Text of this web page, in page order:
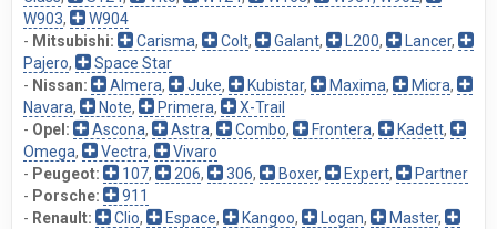
W903,
W904
- Mitsubishi: Carisma, Colt, Galant, L200, Lancer,
Pajero,
Space Star
- Nissan: Almera, Juke, Kubistar, Maxima, Micra,
Navara, Note, Primera,
X-Trail
- Opel: Ascona, Astra, Combo, Frontera, Kadett,
Omega, Vectra,
Vivaro
- Peugeot: 107, 206, 306, Boxer, Expert,
Partner
- Porsche:
911
- Renault: Clio, Espace, Kangoo, Logan, Master,